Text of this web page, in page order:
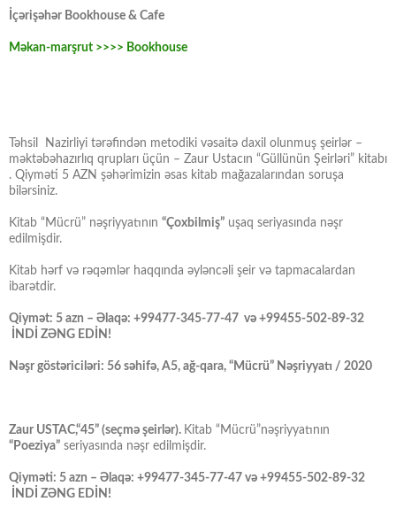
İçərişəhər Bookhouse & Cafe
Məkan-marşrut >>>> Bookhouse
Təhsil Nazirliyi tərəfindən metodiki vəsaitə daxil olunmuş şeirlər –
məktəbəhazırlıq qrupları üçün – Zaur Ustacın “Güllünün Şeirləri” kitabı
. Qiyməti 5 AZN şəhərimizin əsas kitab mağazalarından soruşa
bilərsiniz.
Kitab “Mücrü” nəşriyyatının “Çoxbilmiş” uşaq seriyasında nəşr
edilmişdir.
Kitab hərf və rəqəmlər haqqında əyləncəli şeir və tapmacalardan
ibarətdir.
Qiymət: 5 azn – Əlaqə: +99477-345-77-47 və +99455-502-89-32
İNDİ ZƏNG EDİN!
Nəşr göstəriciləri: 56 səhifə, A5, ağ-qara, “Mücrü” Nəşriyyatı / 2020
Zaur USTAC,“45” (seçmə şeirlər). Kitab “Mücrü”nəşriyyatının
“Poeziya” seriyasında nəşr edilmişdir.
Qiyməti: 5 azn – Əlaqə: +99477-345-77-47 və +99455-502-89-32
İNDİ ZƏNG EDİN!